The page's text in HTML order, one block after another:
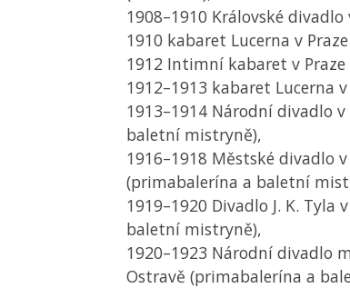
1908–1910 Královské
1910 kabaret Lucerna v
1912 Intimní kabaret v Praze
1912–1913 kabaret Lucerna
1913–1914 Národní divadlo
baletní mistryně),
1916–1918 Městské divadlo
(primabalerína a baletní
1919–1920 Divadlo J. K. Tyla
baletní mistryně),
1920–1923 Národní divadlo
Ostravě (primabalerína a